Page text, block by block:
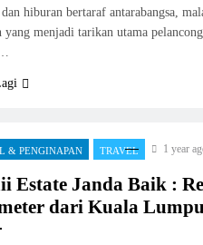
hiburan bertaraf antarabangsa,
yang menjadi tarikan utama
& PENGINAPAN TRAVEL 1 year
Estate Janda Baik :
dari Kuala